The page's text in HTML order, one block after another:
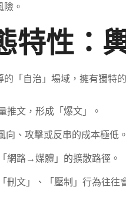
。
特性：
「自治」場域，擁有獨特
推文，形成「爆文」。
、攻擊或反串的成本極低。
網路→媒體」的擴散路徑。
文」、「壓制」行為往往